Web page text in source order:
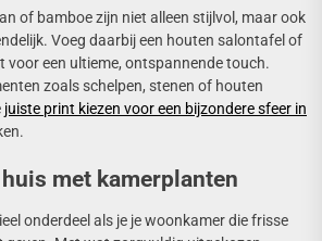
of bamboe zijn niet alleen stijlvol, maar ook
Voeg daarbij een houten salontafel of
voor een ultieme, ontspannende touch.
zoals schelpen, stenen of houten
juiste print kiezen voor een bijzondere sfeer in
met kamerplanten
onderdeel als je je woonkamer die frisse